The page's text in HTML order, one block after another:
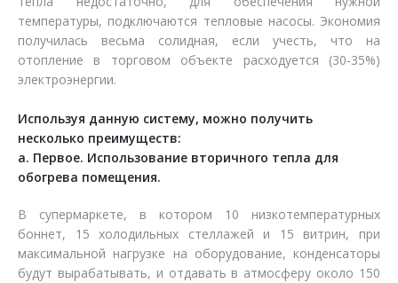
температуры, подключаются тепловые насосы. Экономия
получилась весьма солидная, если учесть, что на
отопление в торговом объекте расходуется (30-35%)
электроэнергии.
Используя данную систему, можно получить
несколько преимуществ:
а. Первое. Использование вторичного тепла для
обогрева помещения.
В супермаркете, в котором 10 низкотемпературных
боннет, 15 холодильных стеллажей и 15 витрин, при
максимальной нагрузке на оборудование, конденсаторы
будут вырабатывать, и отдавать в атмосферу около 150